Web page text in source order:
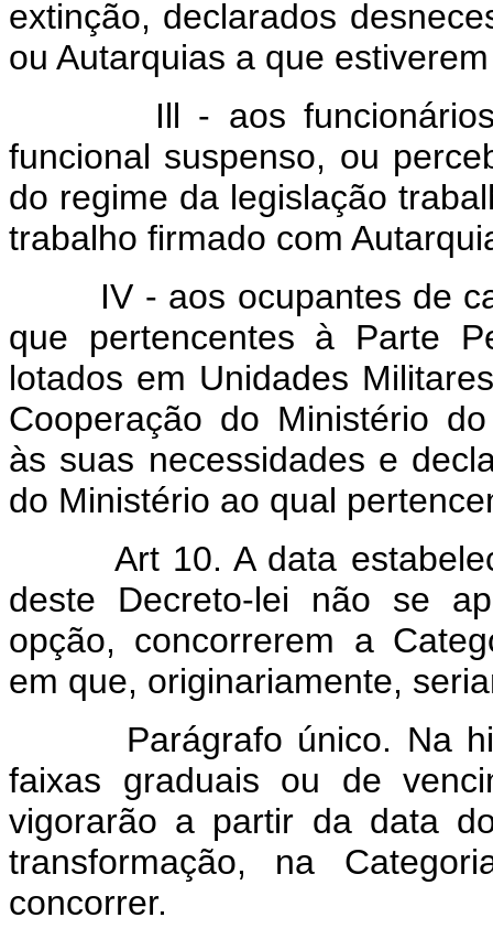
extinção, declarados
ou Autarquias a que
Ill - aos funcionários
funcional suspenso, ou
do regime da legislação
trabalho firmado com
IV - aos ocupantes de
que pertencentes à Parte
lotados em Unidades
Cooperação do Ministério
às suas necessidades e
do Ministério ao qual
Art 10. A data
deste Decreto-lei não se
opção, concorrerem a
em que, originariamente,
Parágrafo único. Na
faixas graduais ou de
vigorarão a partir da data
transformação, na
concorrer.